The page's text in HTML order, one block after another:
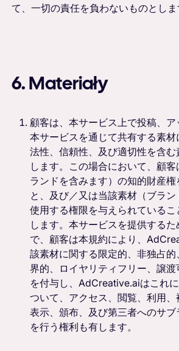
て、一切の責任を負わないものとしま
6. Materiały
顧客は、本サービス上で投稿、
本サービスを通じて共有する素
法性、信頼性、及び適切性を含む
します。この場合において、顧
ランドを含みます）の知的財産権
と、及び／又は当該素材（ブラ
使用する権限を与えられている
します。本サービスを提供する
で、顧客は本規約により、
該素材に関する限定的、非独占
界的、ロイヤリティフリー、譲渡
を付与し、AdCreative.aiはこれ
ついて、アクセス、閲覧、利用
表示、頒布、及び第三者へのサ
を行う権利も有します。